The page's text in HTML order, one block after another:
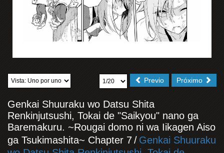
Próximo
Previo
Genkai Shuuraku wo Datsu Shita
Renkinjutsushi, Tokai de "Saikyou" nano ga
Baremakuru. ~Rougai domo ni wa Iikagen Aiso
ga Tsukimashita~ Chapter 7/ Genkai Shuuraku